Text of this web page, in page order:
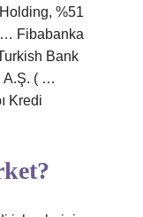
%51
… Fibabanka
Bank
A.Ş. ( …
Kredi